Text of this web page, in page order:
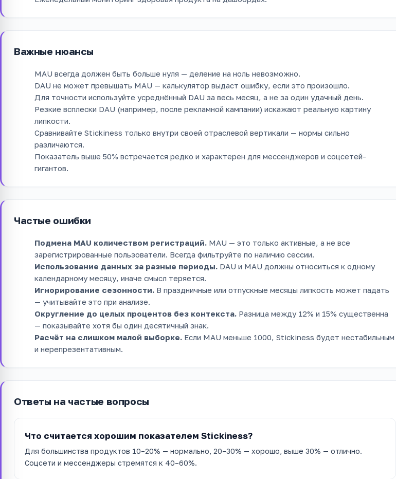
Важные нюансы
MAU всегда должен быть больше нуля — деление на ноль невозможно.
DAU не может превышать MAU — калькулятор выдаст ошибку, если это произошло.
Для точности используйте усреднённый DAU за весь месяц, а не за один удачный день.
Резкие всплески DAU (например, после рекламной кампании) искажают реальную картину
липкости.
Сравнивайте Stickiness только внутри своей отраслевой вертикали — нормы сильно
различаются.
Показатель выше 50% встречается редко и характерен для мессенджеров и соцсетей-
гигантов.
Частые ошибки
Подмена MAU количеством регистраций. MAU — это только активные, а не все
зарегистрированные пользователи. Всегда фильтруйте по наличию сессии.
Использование данных за разные периоды. DAU и MAU должны относиться к одному
календарному месяцу, иначе смысл теряется.
Игнорирование сезонности. В праздничные или отпускные месяцы липкость может падать
— учитывайте это при анализе.
Округление до целых процентов без контекста. Разница между 12% и 15% существенна
— показывайте хотя бы один десятичный знак.
Расчёт на слишком малой выборке. Если MAU меньше 1000, Stickiness будет нестабильным
и нерепрезентативным.
Ответы на частые вопросы
Что считается хорошим показателем Stickiness?
Для большинства продуктов 10–20% — нормально, 20–30% — хорошо, выше 30% — отлично.
Соцсети и мессенджеры стремятся к 40–60%.